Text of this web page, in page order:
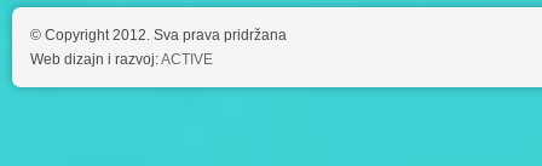
© Copyright 2012. Sva prava pridržana
Web dizajn i razvoj:ACTIVE